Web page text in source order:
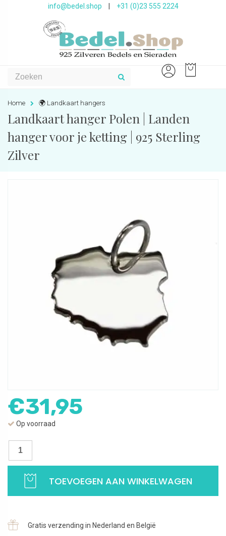
info@bedel.shop +31 (0)23 555 2224
Home 🌍 Landkaart hangers
Landkaart hanger Polen | Landen
hanger voor je ketting | 925 Sterling
Zilver
€31,95
Op voorraad
Landkaart
Landen
voor
je
TOEVOEGEN AAN WINKELWAGEN
Gratis verzending in Nederland en België